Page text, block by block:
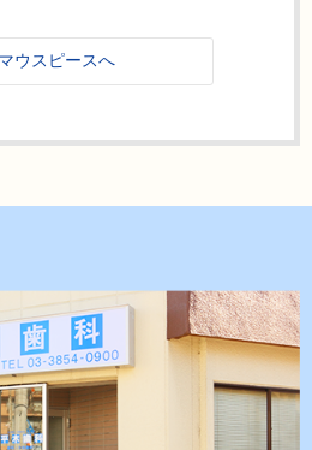
マウスピースへ